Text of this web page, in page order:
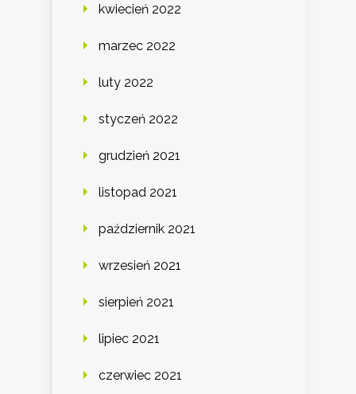
kwiecień 2022
marzec 2022
luty 2022
styczeń 2022
grudzień 2021
listopad 2021
październik 2021
wrzesień 2021
sierpień 2021
lipiec 2021
czerwiec 2021